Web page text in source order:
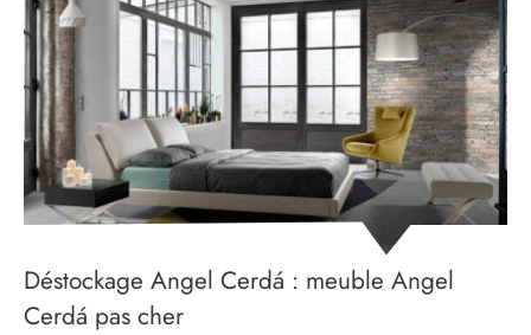
Déstockage Angel Cerdá : meuble Angel
Cerdá pas cher